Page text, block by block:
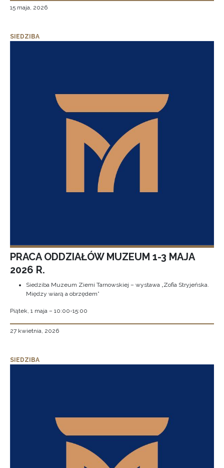
15 maja, 2026
SIEDZIBA
PRACA ODDZIAŁÓW MUZEUM 1-3 MAJA
2026 R.
Siedziba Muzeum Ziemi Tarnowskiej – wystawa „Zofia Stryjeńska.
Między wiarą a obrzędem”
Piątek, 1 maja – 10:00-15:00
27 kwietnia, 2026
SIEDZIBA